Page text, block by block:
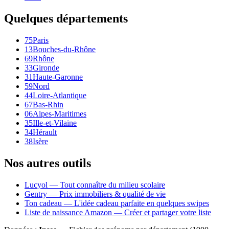
Quelques départements
75Paris
13Bouches-du-Rhône
69Rhône
33Gironde
31Haute-Garonne
59Nord
44Loire-Atlantique
67Bas-Rhin
06Alpes-Maritimes
35Ille-et-Vilaine
34Hérault
38Isère
Nos autres outils
Lucyol — Tout connaître du milieu scolaire
Gentry — Prix immobiliers & qualité de vie
Ton cadeau — L'idée cadeau parfaite en quelques swipes
Liste de naissance Amazon — Créer et partager votre liste